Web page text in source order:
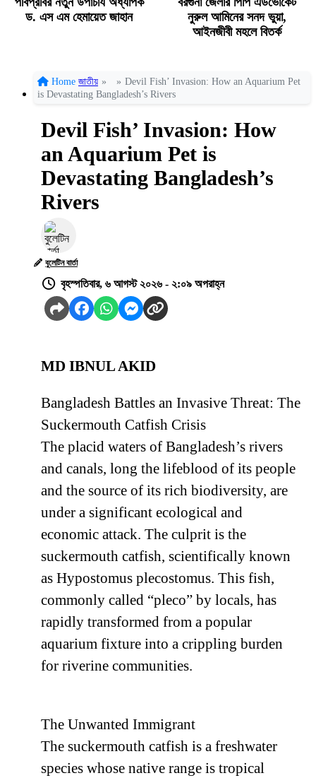
ড. এস এম হেমায়েত জাহান
নুরুল আমিনের সনদ ভুয়া,
আইনজীবী মহলে বিতর্ক
Home জাতীয় » » Devil Fish’ Invasion: How an Aquarium Pet
is Devastating Bangladesh’s Rivers
Devil Fish’ Invasion: How
an Aquarium Pet is
Devastating Bangladesh’s
Rivers
বুলেটিন বার্তা
বৃহস্পতিবার, ৬ আগস্ট ২০২৬ - ২:০৯ অপরাহ্ন
MD IBNUL AKID
Bangladesh Battles an Invasive Threat: The
Suckermouth Catfish Crisis
The placid waters of Bangladesh’s rivers
and canals, long the lifeblood of its people
and the source of its rich biodiversity, are
under a significant ecological and
economic attack. The culprit is the
suckermouth catfish, scientifically known
as Hypostomus plecostomus. This fish,
commonly called “pleco” by locals, has
rapidly transformed from a popular
aquarium fixture into a crippling burden
for riverine communities.
The Unwanted Immigrant
The suckermouth catfish is a freshwater
species whose native range is tropical